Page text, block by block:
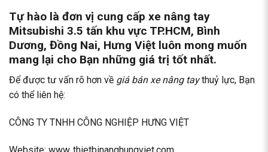
Tự hào là đơn vị cung cấp xe nâng tay
Mitsubishi 3.5 tấn khu vực TP.HCM, Bình
Dương, Đồng Nai, Hưng Việt luôn mong muốn
mang lại cho Bạn những giá trị tốt nhất.
Để được tư vấn rõ hơn về giá bán xe nâng taythuỷ lực, Bạn
có thể liên hệ:
CÔNG TY TNHH CÔNG NGHIỆP HƯNG VIỆT